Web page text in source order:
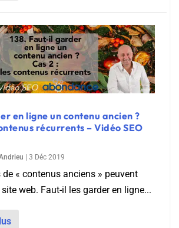
en ligne un contenu ancien ?
récurrents – Vidéo SEO
3 Déc 2019
de « contenus anciens » peuvent
web. Faut-il les garder en ligne...